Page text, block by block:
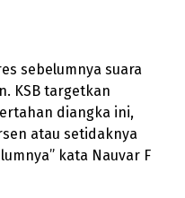
sebelumnya suara
KSB targetkan
diangka ini,
atau setidaknya
kata Nauvar F